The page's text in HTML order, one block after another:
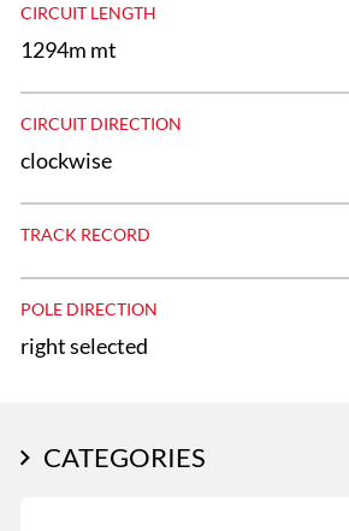
CIRCUIT LENGTH
1294m mt
CIRCUIT DIRECTION
clockwise
TRACK RECORD
POLE DIRECTION
right selected
CATEGORIES